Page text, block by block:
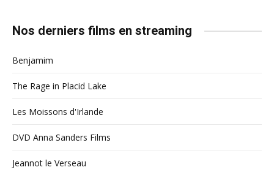
Nos derniers films en streaming
Benjamim
The Rage in Placid Lake
Les Moissons d'Irlande
DVD Anna Sanders Films
Jeannot le Verseau